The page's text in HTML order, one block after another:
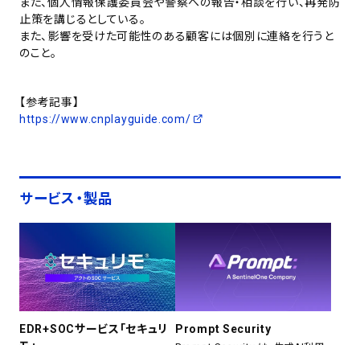
止策を講じるとしている。
また、影響を受けた可能性のある顧客には個別に連絡を行うと
のこと。
【参考記事】
https://www.cnplayguide.com/
サービス・製品
EDR+SOCサービス「セキュリ
Prompt Security